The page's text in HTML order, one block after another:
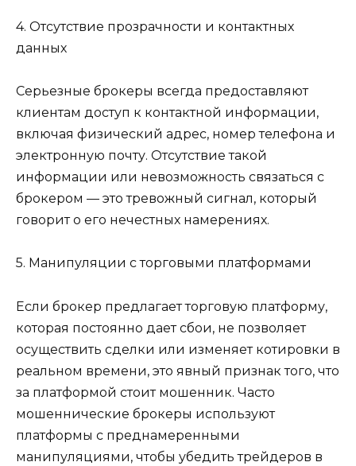
4. Отсутствие прозрачности и контактных
данных
Серьезные брокеры всегда предоставляют
клиентам доступ к контактной информации,
включая физический адрес, номер телефона и
электронную почту. Отсутствие такой
информации или невозможность связаться с
брокером — это тревожный сигнал, который
говорит о его нечестных намерениях.
5. Манипуляции с торговыми платформами
Если брокер предлагает торговую платформу,
которая постоянно дает сбои, не позволяет
осуществить сделки или изменяет котировки в
реальном времени, это явный признак того, что
за платформой стоит мошенник. Часто
мошеннические брокеры используют
платформы с преднамеренными
манипуляциями, чтобы убедить трейдеров в